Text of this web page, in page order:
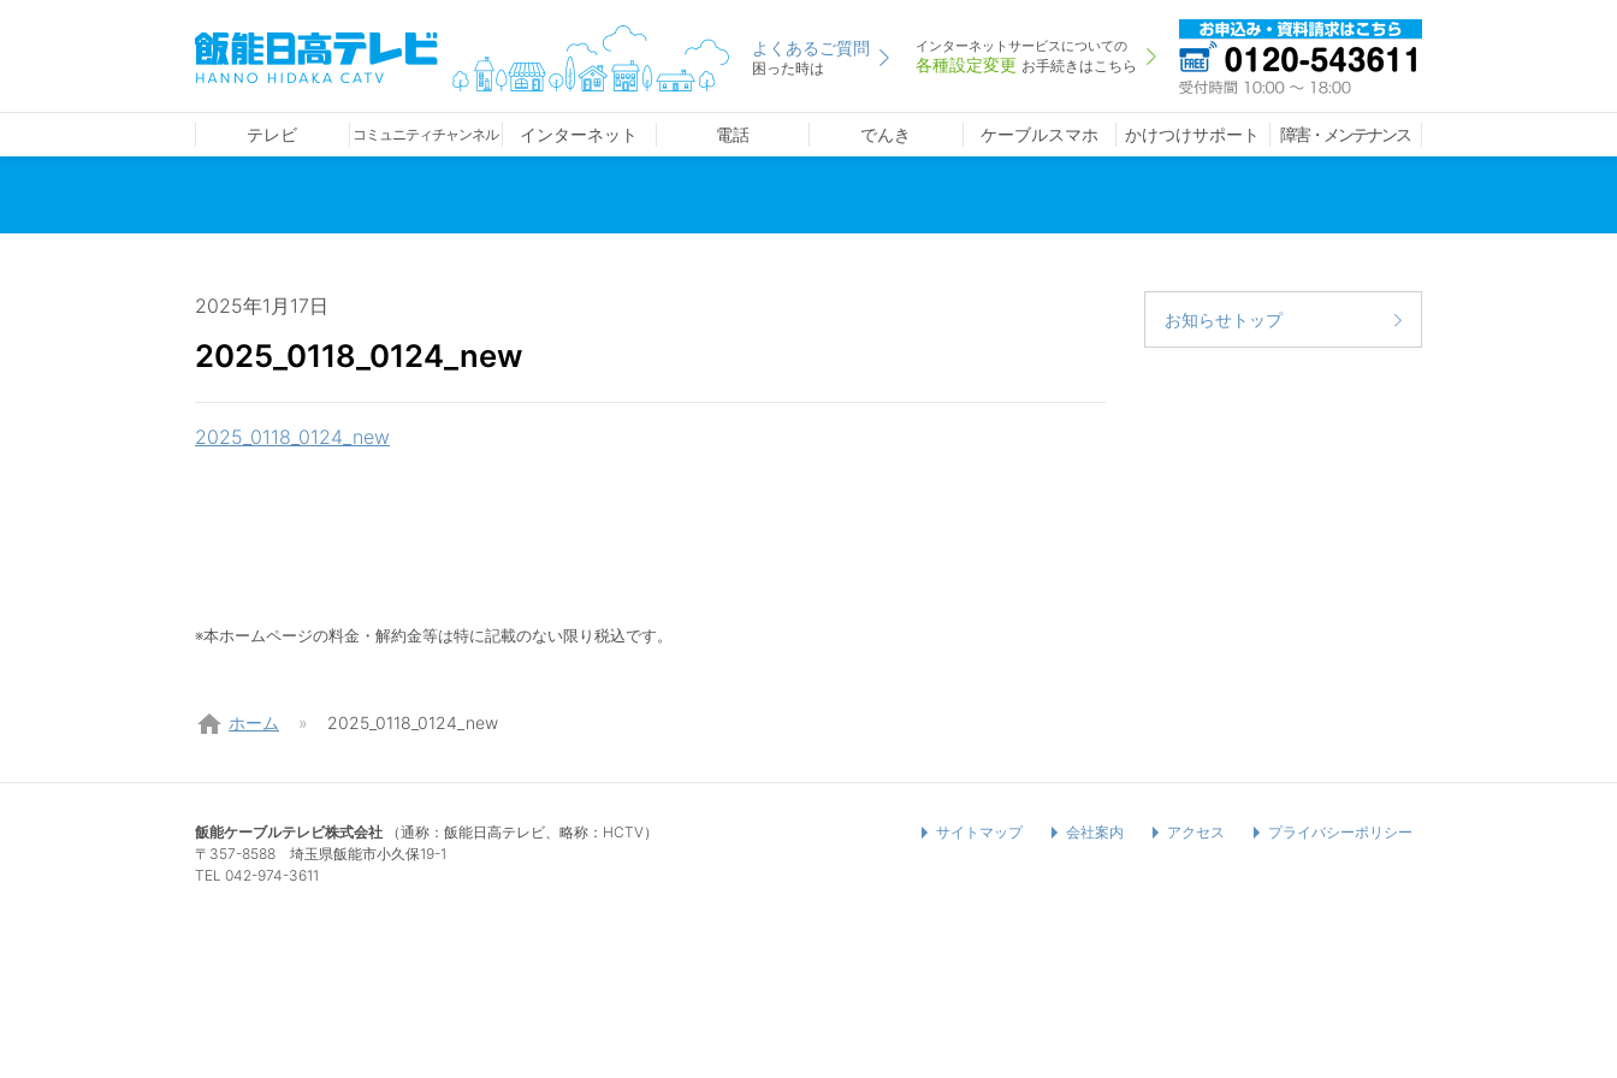
テレビ コミュニティチャンネル インターネット 電話 でんき ケーブルスマホ かけつけサポート 障害・メンテナンス
よくあるご質問
困った時は
インターネットサービスについての
各種設定変更 お手続きはこちら
2025年1月17日
2025_0118_0124_new
2025_0118_0124_new
お知らせトップ
※本ホームページの料金・解約金等は特に記載のない限り税込です。
home ホーム 2025_0118_0124_new
飯能ケーブルテレビ株式会社 （通称：飯能日高テレビ、略称：HCTV）
〒357-8588 埼玉県飯能市小久保19-1
TEL 042-974-3611
サイトマップ 会社案内 アクセス プライバシーポリシー